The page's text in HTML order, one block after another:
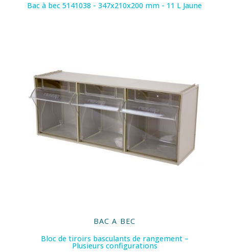
Bac à bec 5141038 - 347x210x200 mm - 11 L Jaune
BAC A BEC
Bloc de tiroirs basculants de rangement –
Plusieurs configurations